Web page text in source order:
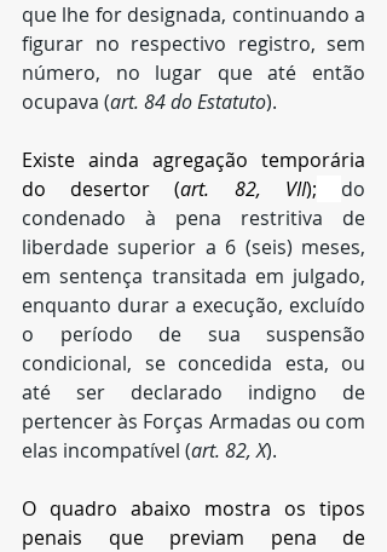
que lhe for designada, continuando a
figurar no respectivo registro, sem
número, no lugar que até então
ocupava (art. 84 do Estatuto).
Existe ainda agregação temporária
do desertor (art. 82, VII);
do
condenado à pena restritiva de
liberdade superior a 6 (seis) meses,
em sentença transitada em julgado,
enquanto durar a execução, excluído
o período de sua suspensão
condicional, se concedida esta, ou
até ser declarado indigno de
pertencer às Forças Armadas ou com
elas incompatível (art. 82, X).
O quadro abaixo mostra os tipos
penais que previam pena de